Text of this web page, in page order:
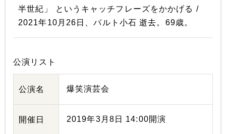
半世紀」 というキャッチフレーズをかかげる /
2021年10月26日、パルト小石 逝去。69歳。
公演リスト
公演名 爆笑演芸会
開催日 2019年3月8日 14:00開演